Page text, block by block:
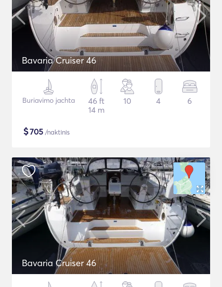
Bavaria Cruiser 46
Buriavimo jachta
46 ft
14 m
10 4 6
$705 /naktinis
Bavaria Cruiser 46